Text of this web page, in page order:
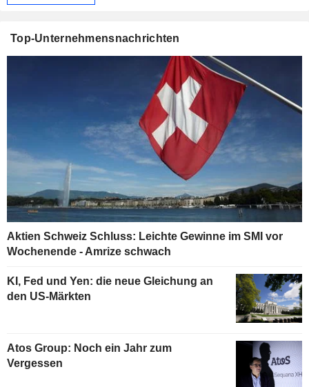
Top-Unternehmensnachrichten
Aktien Schweiz Schluss: Leichte Gewinne im SMI vor
Wochenende - Amrize schwach
KI, Fed und Yen: die neue Gleichung an
den US-Märkten
Atos Group: Noch ein Jahr zum
Vergessen